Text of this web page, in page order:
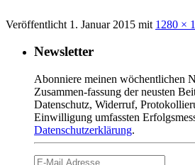
Veröffentlicht 1. Januar 2015 mit 1280 ×
Newsletter
Abonniere meinen wöchentlichen
Zusammen-fassung der neusten
Datenschutz, Widerruf,
Einwilligung umfassten
Datenschutzerklärung.